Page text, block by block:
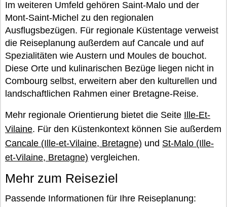
Im weiteren Umfeld gehören Saint-Malo und der
Mont-Saint-Michel zu den regionalen
Ausflugsbezügen. Für regionale Küstentage verweist
die Reiseplanung außerdem auf Cancale und auf
Spezialitäten wie Austern und Moules de bouchot.
Diese Orte und kulinarischen Bezüge liegen nicht in
Combourg selbst, erweitern aber den kulturellen und
landschaftlichen Rahmen einer Bretagne-Reise.
Mehr regionale Orientierung bietet die Seite Ille-Et-
Vilaine. Für den Küstenkontext können Sie außerdem
Cancale (Ille-et-Vilaine, Bretagne) und St-Malo (Ille-
et-Vilaine, Bretagne) vergleichen.
Mehr zum Reiseziel
Passende Informationen für Ihre Reiseplanung: